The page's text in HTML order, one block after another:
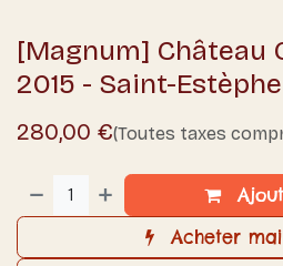
[Magnum] Château
2015 - Saint-Estèphe
280,00 €(Toutes taxes
Acheter